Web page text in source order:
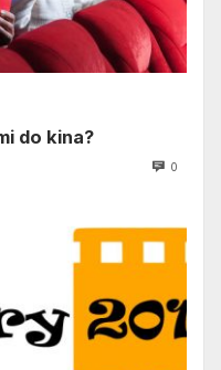
do kina?
0